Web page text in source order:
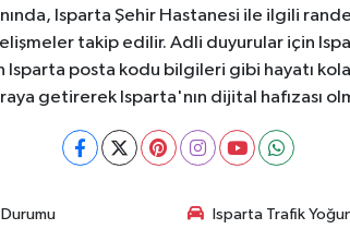
Isparta Şehir Hastanesi ile ilgili
takip edilir. Adli duyurular için
posta kodu bilgileri gibi hayatı
getirerek Isparta'nın dijital hafızası
Isparta Trafik